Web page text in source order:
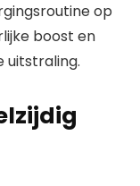
op
boost en
uitstraling.